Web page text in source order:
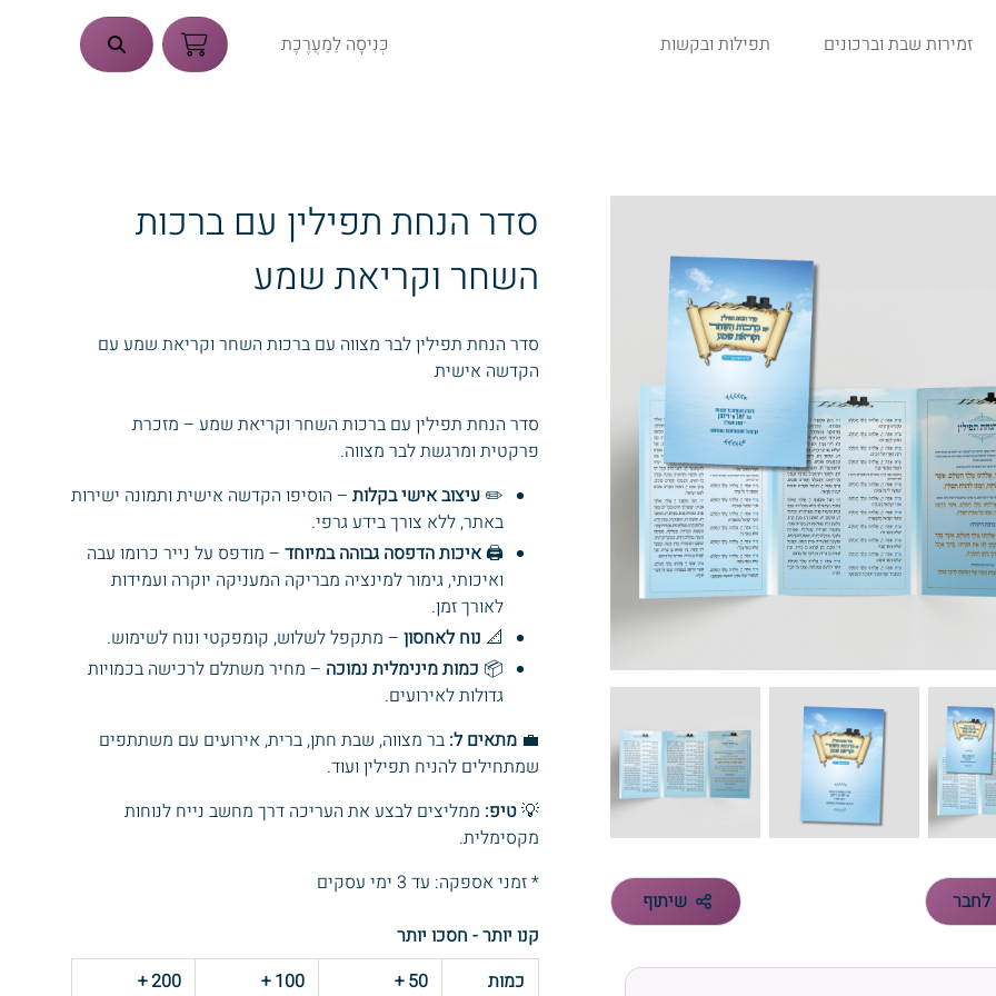
זמירות שבת וברכונים תפילות ובקשות כְּנִיסָה לַמַעֲרֶכֶת
שיתוף
סדר הנחת תפילין עם ברכות
השחר וקריאת שמע
סדר הנחת תפילין לבר מצווה עם ברכות השחר וקריאת שמע עם
הקדשה אישית
סדר הנחת תפילין עם ברכות השחר וקריאת שמע – מזכרת
פרקטית ומרגשת לבר מצווה.
✏️ עיצוב אישי בקלות – הוסיפו הקדשה אישית ותמונה ישירות
באתר, ללא צורך בידע גרפי.
🖨️איכות הדפסה גבוהה במיוחד – מודפס על נייר כרומו עבה
ואיכותי, גימור למינציה מבריקה המעניקה יוקרה ועמידות
לאורך זמן.
📐 נוח לאחסון – מתקפל לשלוש, קומפקטי ונוח לשימוש.
📦 כמות מינימלית נמוכה – מחיר משתלם לרכישה בכמויות
גדולות לאירועים.
💼 מתאים ל: בר מצווה, שבת חתן, ברית, אירועים עם משתתפים
שמתחילים להניח תפילין ועוד.
💡טיפ: ממליצים לבצע את העריכה דרך מחשב נייח לנוחות
מקסימלית.
* זמני אספקה: עד 3 ימי עסקים
קנו יותר - חסכו יותר
כמות
50
+
100
+
200
+